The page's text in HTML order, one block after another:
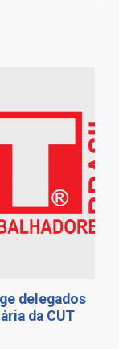
delegados
da CUT